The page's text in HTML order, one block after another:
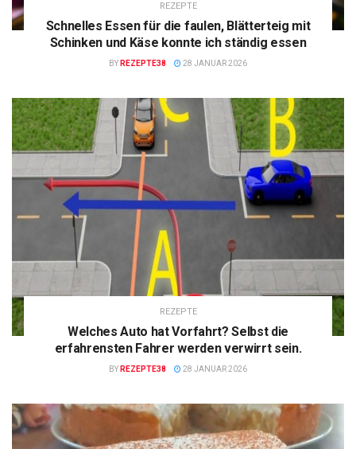
REZEPTE
Schnelles Essen für die faulen, Blätterteig mit
Schinken und Käse konnte ich ständig essen
BY REZEPTE38 28 JANUAR 2026
REZEPTE
Welches Auto hat Vorfahrt? Selbst die
erfahrensten Fahrer werden verwirrt sein.
BY REZEPTE38 28 JANUAR 2026